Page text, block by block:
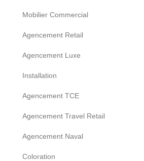
Mobilier Commercial
Agencement Retail
Agencement Luxe
Installation
Agencement TCE
Agencement Travel Retail
Agencement Naval
Coloration